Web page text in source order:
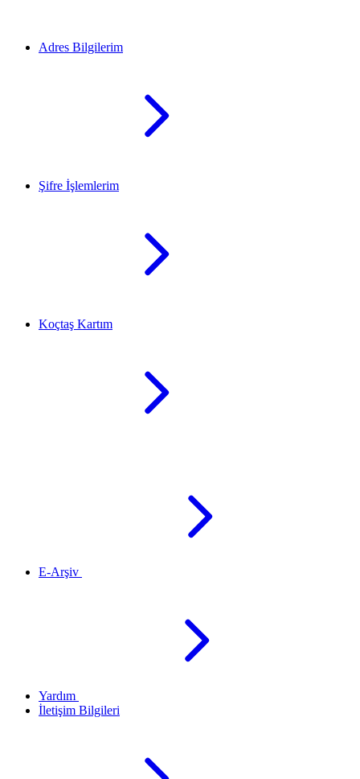
Adres Bilgilerim
Şifre İşlemlerim
Koçtaş Kartım
E-Arşiv
Yardım
İletişim Bilgileri